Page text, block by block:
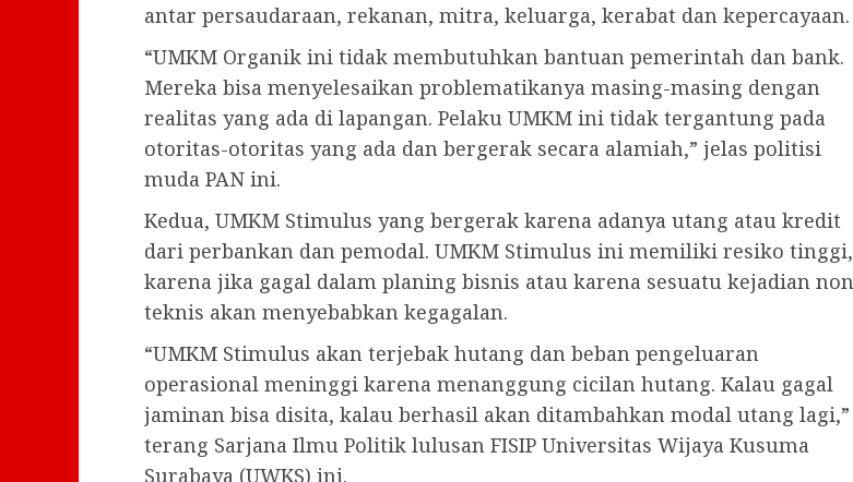
antar persaudaraan, rekanan, mitra, keluarga, kerabat dan kepercayaan.
“UMKM Organik ini tidak membutuhkan bantuan pemerintah dan bank.
Mereka bisa menyelesaikan problematikanya masing-masing dengan
realitas yang ada di lapangan. Pelaku UMKM ini tidak tergantung pada
otoritas-otoritas yang ada dan bergerak secara alamiah,” jelas politisi
muda PAN ini.
Kedua, UMKM Stimulus yang bergerak karena adanya utang atau kredit
dari perbankan dan pemodal. UMKM Stimulus ini memiliki resiko tinggi,
karena jika gagal dalam planing bisnis atau karena sesuatu kejadian non
teknis akan menyebabkan kegagalan.
“UMKM Stimulus akan terjebak hutang dan beban pengeluaran
operasional meninggi karena menanggung cicilan hutang. Kalau gagal
jaminan bisa disita, kalau berhasil akan ditambahkan modal utang lagi,”
terang Sarjana Ilmu Politik lulusan FISIP Universitas Wijaya Kusuma
Surabaya (UWKS) ini.